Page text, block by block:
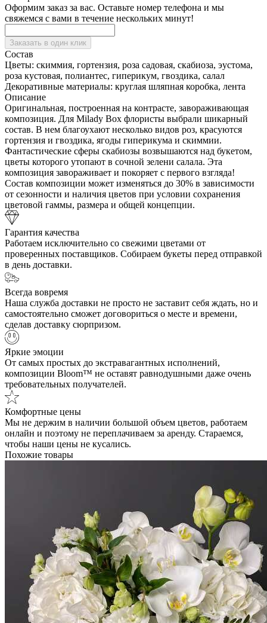
Оформим заказ за вас. Оставьте номер телефона и мы
свяжемся с вами в течение нескольких минут!
Заказать в один клик
Состав
Цветы: скиммия, гортензия, роза садовая, скабиоза, эустома,
роза кустовая, полиантес, гиперикум, гвоздика, салал
Декоративные материалы: круглая шляпная коробка, лента
Описание
Оригинальная, построенная на контрасте, завораживающая
композиция. Для Milady Box флористы выбрали шикарный
состав. В нем благоухают несколько видов роз, красуются
гортензия и гвоздика, ягоды гиперикума и скиммии.
Фантастические сферы скабиозы возвышаются над букетом,
цветы которого утопают в сочной зелени салала. Эта
композиция завораживает и покоряет с первого взгляда!
Состав композиции может изменяться до 30% в зависимости
от сезонности и наличия цветов при условии сохранения
цветовой гаммы, размера и общей концепции.
Гарантия качества
Работаем исключительно со свежими цветами от
проверенных поставщиков. Собираем букеты перед отправкой
в день доставки.
Всегда вовремя
Наша служба доставки не просто не заставит себя ждать, но и
самостоятельно сможет договориться о месте и времени,
сделав доставку сюрпризом.
Яркие эмоции
От самых простых до экстравагантных исполнений,
композиции Bloom™ не оставят равнодушными даже очень
требовательных получателей.
Комфортные цены
Мы не держим в наличии большой объем цветов, работаем
онлайн и поэтому не переплачиваем за аренду. Стараемся,
чтобы наши цены не кусались.
Похожие товары